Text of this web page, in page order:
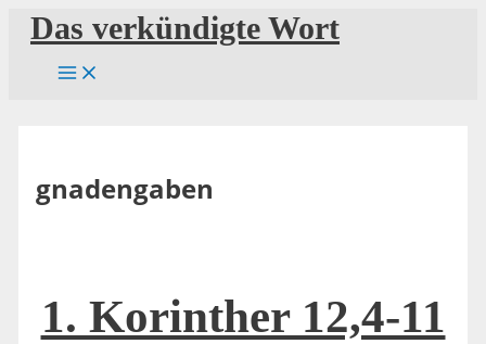
Zum
Inhalt
springen
Das verkündigte Wort
gnadengaben
1. Korinther 12,4-11